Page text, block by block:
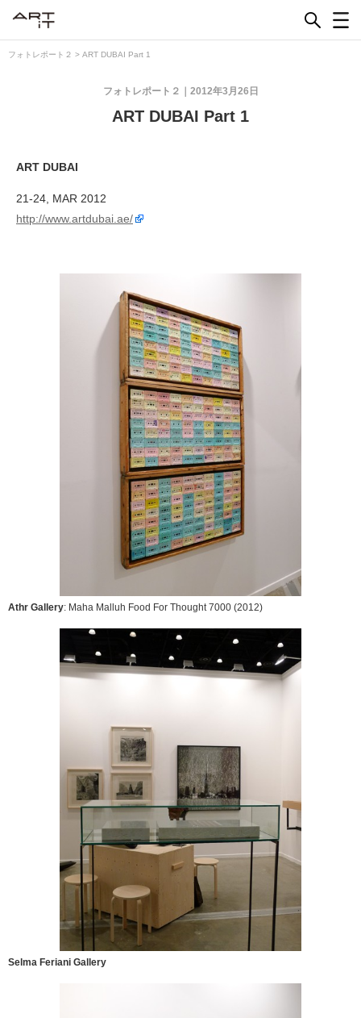
フォトレポート２ > ART DUBAI Part 1
2012年3月26日
フォトレポート２
ART DUBAI Part 1
ART DUBAI
21-24, MAR 2012
http://www.artdubai.ae/
Athr Gallery: Maha Malluh Food For Thought 7000 (2012)
Selma Feriani Gallery